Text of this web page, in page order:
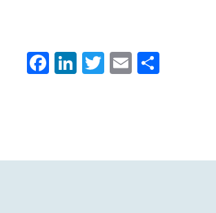
Facebook
LinkedIn
Twitter
Email